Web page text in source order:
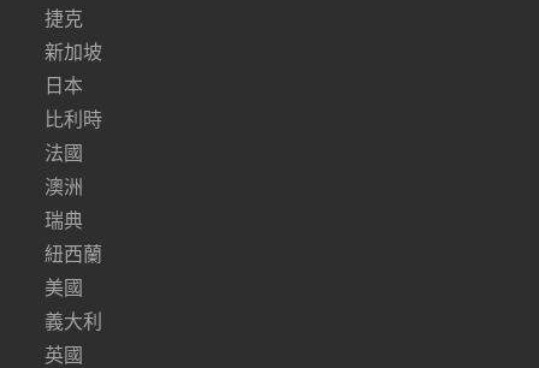
捷克
新加坡
日本
比利時
法國
澳洲
瑞典
紐西蘭
美國
義大利
英國